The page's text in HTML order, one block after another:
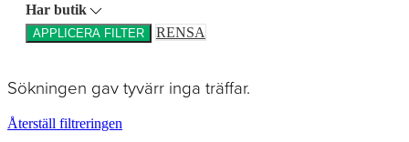
Har butik
APPLICERA FILTER RENSA
Sökningen gav tyvärr inga träffar.
Återställ filtreringen